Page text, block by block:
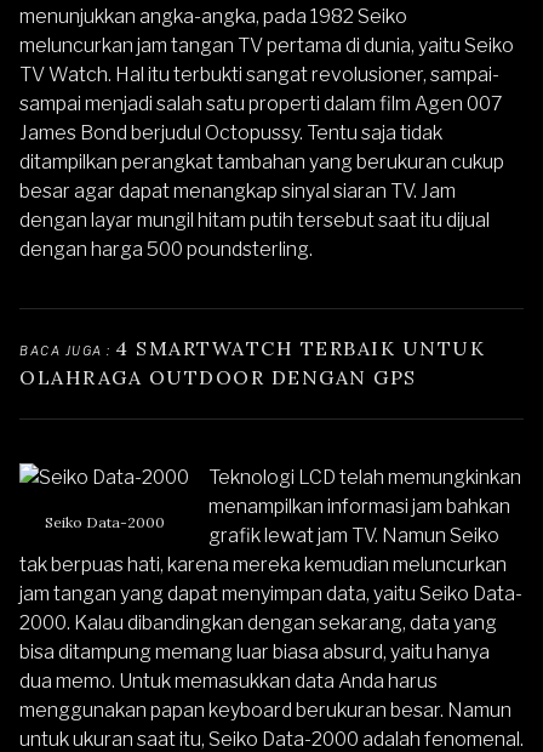
menunjukkan angka-angka, pada 1982 Seiko
meluncurkan jam tangan TV pertama di dunia, yaitu Seiko
TV Watch. Hal itu terbukti sangat revolusioner, sampai-
sampai menjadi salah satu properti dalam film Agen 007
James Bond berjudul Octopussy. Tentu saja tidak
ditampilkan perangkat tambahan yang berukuran cukup
besar agar dapat menangkap sinyal siaran TV. Jam
dengan layar mungil hitam putih tersebut saat itu dijual
dengan harga 500 poundsterling.
BACA JUGA : 4 SMARTWATCH TERBAIK UNTUK
OLAHRAGA OUTDOOR DENGAN GPS
Seiko Data-2000
Teknologi LCD telah memungkinkan
menampilkan informasi jam bahkan
grafik lewat jam TV. Namun Seiko
tak berpuas hati, karena mereka kemudian meluncurkan
jam tangan yang dapat menyimpan data, yaitu Seiko Data-
2000. Kalau dibandingkan dengan sekarang, data yang
bisa ditampung memang luar biasa absurd, yaitu hanya
dua memo. Untuk memasukkan data Anda harus
menggunakan papan keyboard berukuran besar. Namun
untuk ukuran saat itu, Seiko Data-2000 adalah fenomenal.